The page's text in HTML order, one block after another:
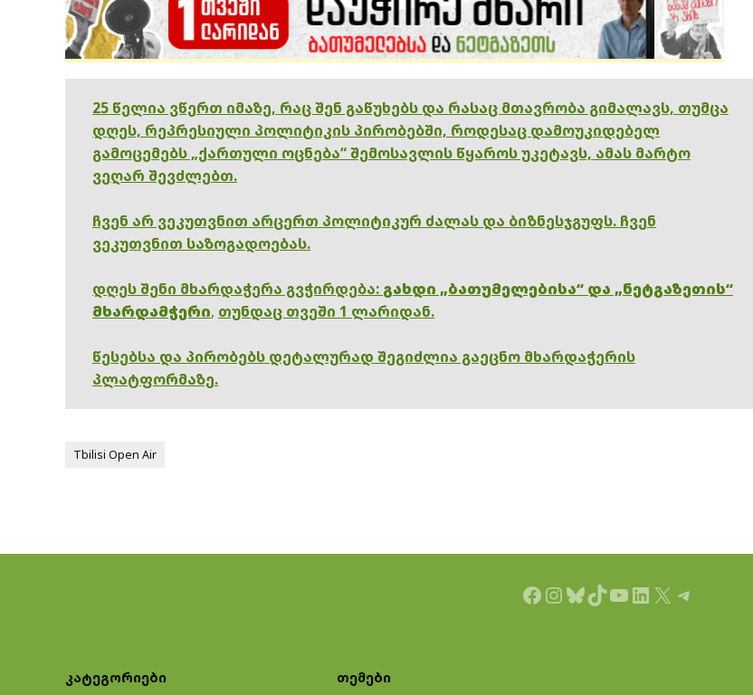
25 წელია ვწერთ იმაზე, რაც შენ გაწუხებს და რასაც მთავრობა გიმალავს, თუმცა
დღეს, რეპრესიული პოლიტიკის პირობებში, როდესაც დამოუკიდებელ
გამოცემებს „ქართული ოცნება“ შემოსავლის წყაროს უკეტავს, ამას მარტო
ვეღარ შევძლებთ.
ჩვენ არ ვეკუთვნით არცერთ პოლიტიკურ ძალას და ბიზნესჯგუფს. ჩვენ
ვეკუთვნით საზოგადოებას.
დღეს შენი მხარდაჭერა გვჭირდება: გახდი „ბათუმელებისა“ და „ნეტგაზეთის“
მხარდამჭერი, თუნდაც თვეში 1 ლარიდან.
წესებსა და პირობებს დეტალურად შეგიძლია გაეცნო მხარდაჭერის
პლატფორმაზე.
Tbilisi Open Air
Facebook
Instagram
Bluesky
TikTok
YouTube
LinkedIn
X Telegram
კატეგორიები თემები